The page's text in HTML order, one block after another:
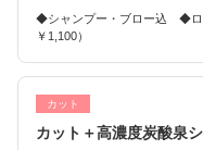
◆シャンプー・ブロー込 ◆ロ
￥1,100）
カット
カット＋高濃度炭酸泉